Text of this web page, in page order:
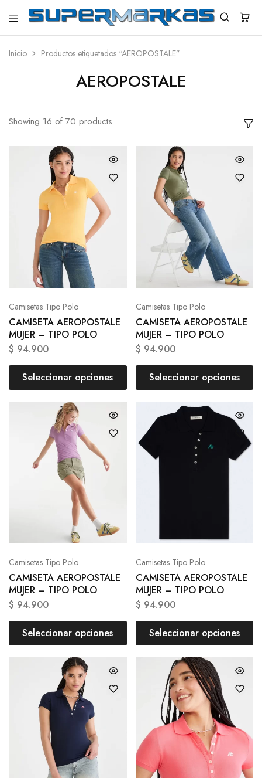
SuperMarkas
Ropa
con
Inicio Productos etiquetados “AEROPOSTALE”
AEROPOSTALE
Showing 16 of 70 products
Camisetas Tipo Polo
CAMISETA AEROPOSTALE
MUJER – TIPO POLO
$ 94.900
Seleccionar opciones
Camisetas Tipo Polo
CAMISETA AEROPOSTALE
MUJER – TIPO POLO
$ 94.900
Seleccionar opciones
Camisetas Tipo Polo
CAMISETA AEROPOSTALE
MUJER – TIPO POLO
$ 94.900
Seleccionar opciones
Camisetas Tipo Polo
CAMISETA AEROPOSTALE
MUJER – TIPO POLO
$ 94.900
Seleccionar opciones